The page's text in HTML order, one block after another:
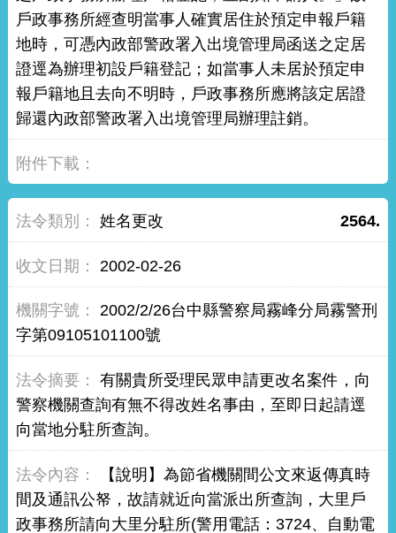
戶政事務所經查明當事人確實居住於預定申報戶籍
地時，可憑內政部警政署入出境管理局函送之定居
證逕為辦理初設戶籍登記；如當事人未居於預定申
報戶籍地且去向不明時，戶政事務所應將該定居證
歸還內政部警政署入出境管理局辦理註銷。
2564.
姓名更改
2002-02-26
2002/2/26台中縣警察局霧峰分局霧警刑
字第09105101100號
有關貴所受理民眾申請更改名案件，向
警察機關查詢有無不得改姓名事由，至即日起請逕
向當地分駐所查詢。
【說明】為節省機關間公文來返傳真時
間及通訊公帑，故請就近向當派出所查詢，大里戶
政事務所請向大里分駐所(警用電話：3724、自動電